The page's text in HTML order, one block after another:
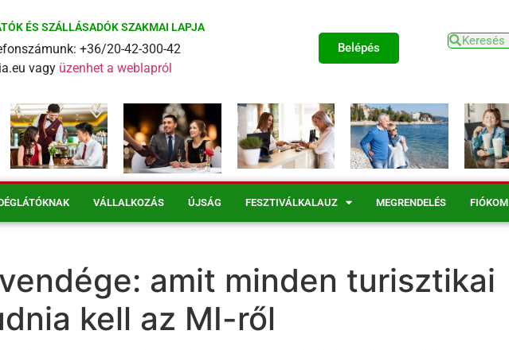
ÉS SZÁLLÁSADÓK SZAKMAI LAPJA
+36/20-42-300-42
vagy üzenhet a weblapról
Belépés
VÁLLALKOZÁS ÚJSÁG FESZTIVÁLKALAUZ MEGRENDELÉS FIÓKOM
amit minden turisztikai
kell az MI-ről